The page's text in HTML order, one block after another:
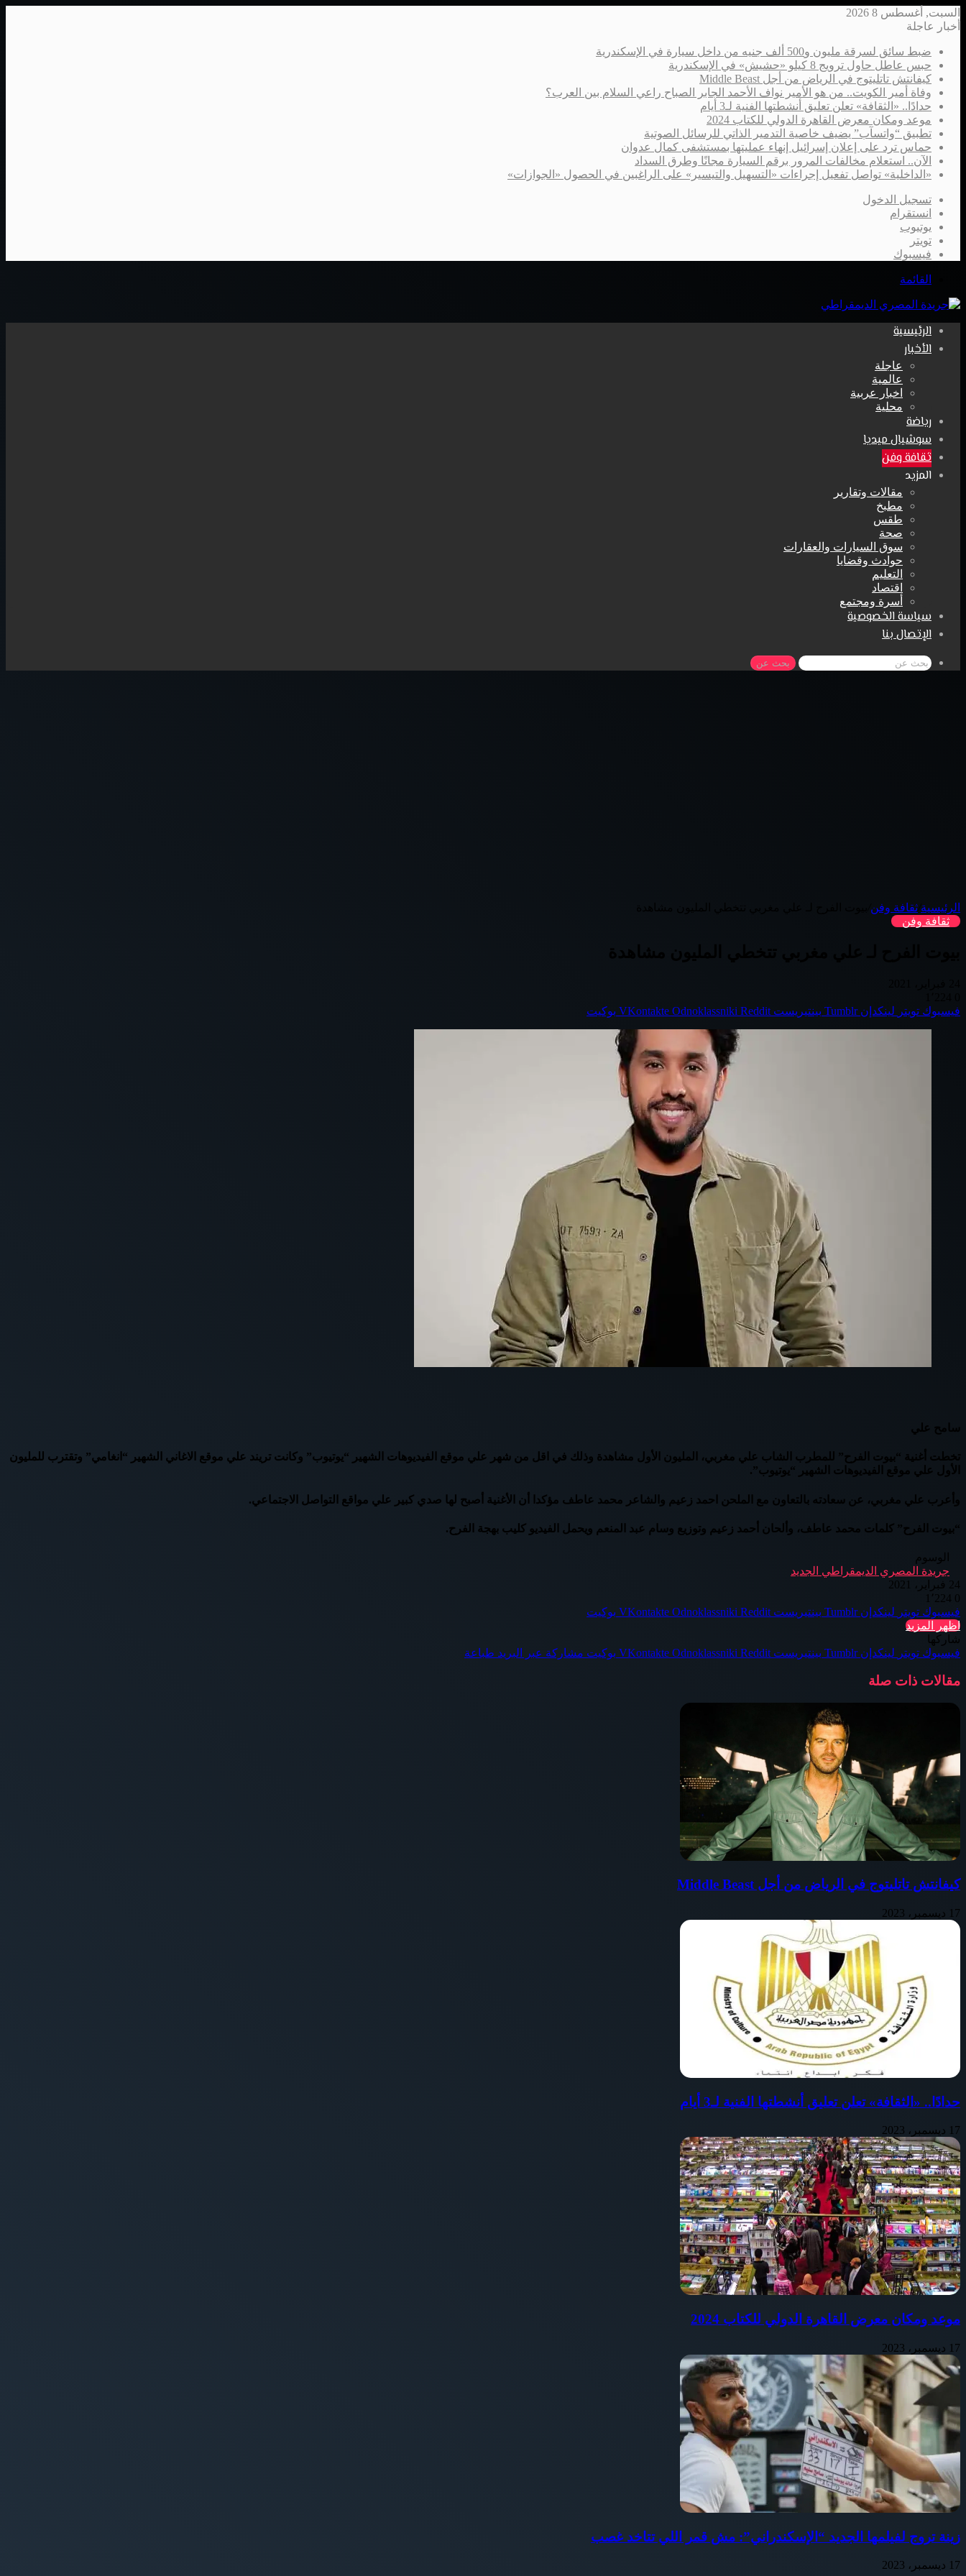
السبت, أغسطس 8 2026
أخبار عاجلة
ضبط سائق لسرقة مليون و500 ألف جنيه من داخل سيارة في الإسكندرية
حبس عاطل حاول ترويج 8 كيلو «حشيش» في الإسكندرية
كيفانتش تاتليتوج في الرياض من أجل Middle Beast
وفاة أمير الكويت.. من هو الأمير نواف الأحمد الجابر الصباح راعي السلام بين العرب؟
حدادًا.. «الثقافة» تعلن تعليق أنشطتها الفنية لـ3 أيام
موعد ومكان معرض القاهرة الدولي للكتاب 2024
تطبيق “واتسآب” يضيف خاصية التدمير الذاتي للرسائل الصوتية
حماس ترد على إعلان إسرائيل إنهاء عمليتها بمستشفى كمال عدوان
الآن.. استعلام مخالفات المرور برقم السيارة مجانًا وطرق السداد
«الداخلية» تواصل تفعيل إجراءات «التسهيل والتيسير» على الراغبين في الحصول «الجوازات»
تسجيل الدخول
انستقرام
يوتيوب
تويتر
فيسبوك
القائمة
الرئيسية
الأخبار
عاجلة
عالمية
اخبار عربية
محلية
رياضة
سوشيال ميديا
ثقافة وفن
المزيد
مقالات وتقارير
مطبخ
طقس
صحة
سوق السيارات والعقارات
حوادث وقضايا
التعليم
اقتصاد
أسرة ومجتمع
سياسة الخصوصية
الإتصال بنا
بحث عن
الرئيسية ثقافة وفن
ثقافة وفن
فيسبوك تويتر لينكدإن بينتيريست Odnoklassniki بوكيت
سامح علي
تخطت أغنية “بيوت الفرح” للمطرب الشاب علي مغربي، المليون الأول مشاهدة وذلك في اقل من شهر علي موقع الفيديوهات الشهير “يوتيوب” وكانت تريند علي موقع الاغاني الشهير “انغامي” وتقترب للمليون
الأول علي موقع الفيديوهات الشهير “يوتيوب”.
وأعرب علي مغربي، عن سعادته بالتعاون مع الملحن احمد زعيم والشاعر محمد عاطف مؤكدا أن الأغنية أصبح لها صدي كبير علي مواقع التواصل الاجتماعي.
“بيوت الفرح” كلمات محمد عاطف، وألحان أحمد زعيم وتوزيع وسام عبد المنعم ويحمل الفيديو كليب بهجة الفرح.
الوسوم
جريدة المصري الديمقراطي الجديد
24 فبراير، 2021
0
فيسبوك تويتر لينكدإن بينتيريست Odnoklassniki
بوكيت
اظهر المزيد
شاركها
فيسبوك تويتر لينكدإن بينتيريست Odnoklassniki بوكيت مشاركة عبر البريد طباعة
مقالات ذات صلة
كيفانتش تاتليتوج في الرياض من أجل Middle Beast
17 ديسمبر، 2023
حدادًا.. «الثقافة» تعلن تعليق أنشطتها الفنية لـ3 أيام
17 ديسمبر، 2023
موعد ومكان معرض القاهرة الدولي للكتاب 2024
17 ديسمبر، 2023
زينة تروج لفيلمها الجديد “الإسكندراني”: مش قمر اللي تتاخد غصب
17 ديسمبر، 2023